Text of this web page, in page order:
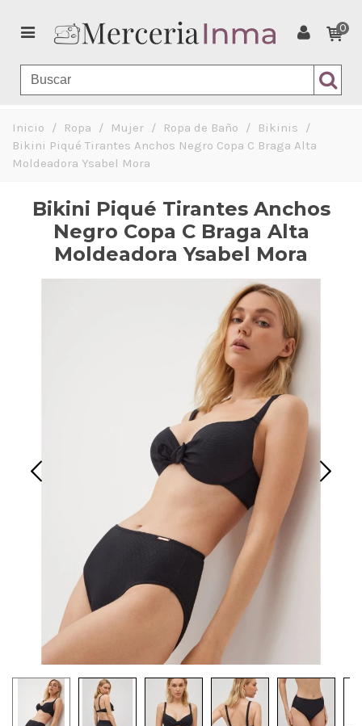
0
Inicio / Ropa / Mujer / Ropa de Baño / Bikinis
/
Bikini Piqué Tirantes Anchos Negro Copa C Braga Alta
Moldeadora Ysabel Mora
Bikini Piqué Tirantes Anchos
Negro Copa C Braga Alta
Moldeadora Ysabel Mora